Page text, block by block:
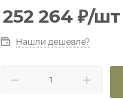
252 264 ₽/шт
Нашли дешевле?